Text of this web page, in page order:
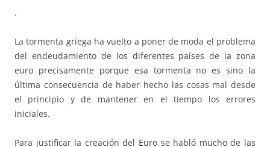
.
La tormenta griega ha vuelto a poner de moda el problema
del endeudamiento de los diferentes países de la zona
euro precisamente porque esa tormenta no es sino la
última consecuencia de haber hecho las cosas mal desde
el principio y de mantener en el tiempo los errores
iniciales.
Para justificar la creación del Euro se habló mucho de las